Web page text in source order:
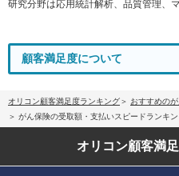
研究分野は応用統計解析、品質管理、
顧客満足度について
オリコン顧客満足度ランキング おすすめの
がん保険の受取額・支払いスピードランキ
オリコン顧客満